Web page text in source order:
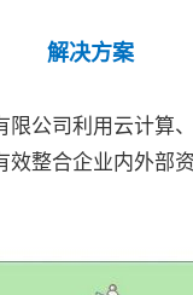
解决方案
公司利用云计算
整合企业内外部